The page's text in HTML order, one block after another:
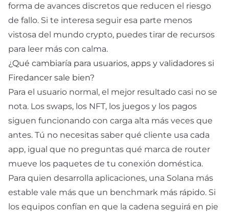
forma de avances discretos que reducen el riesgo
de fallo. Si te interesa seguir esa parte menos
vistosa del mundo crypto, puedes tirar de recursos
para leer más con calma.
¿Qué cambiaría para usuarios, apps y validadores si
Firedancer sale bien?
Para el usuario normal, el mejor resultado casi no se
nota. Los swaps, los NFT, los juegos y los pagos
siguen funcionando con carga alta más veces que
antes. Tú no necesitas saber qué cliente usa cada
app, igual que no preguntas qué marca de router
mueve los paquetes de tu conexión doméstica.
Para quien desarrolla aplicaciones, una Solana más
estable vale más que un benchmark más rápido. Si
los equipos confían en que la cadena seguirá en pie